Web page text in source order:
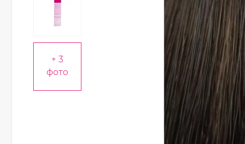
+ 3
фото